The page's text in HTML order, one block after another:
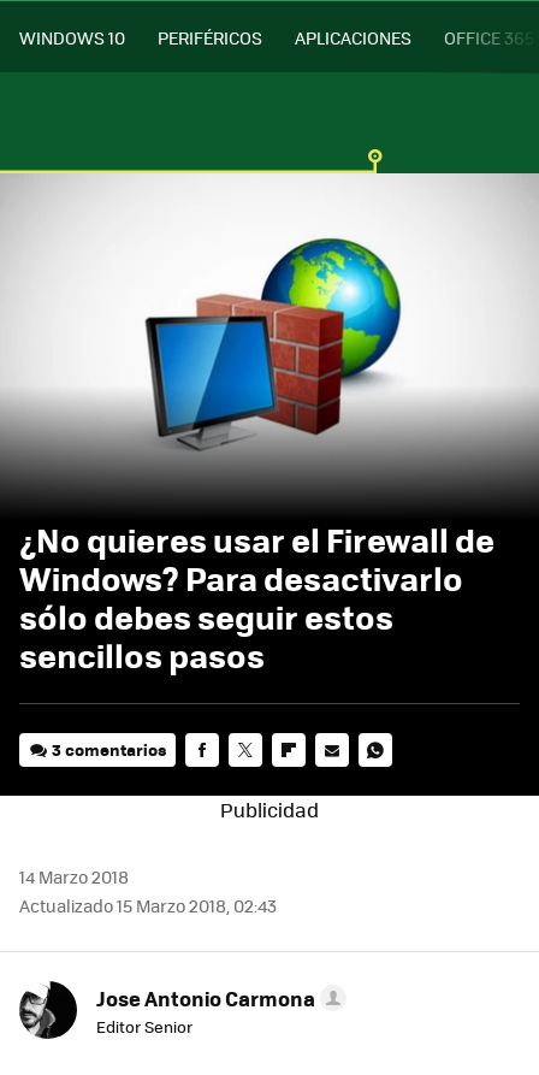
WINDOWS 10 PERIFÉRICOS APLICACIONES OFFICE 365
¿No quieres usar el Firewall de
Windows? Para desactivarlo
sólo debes seguir estos
sencillos pasos
3 comentarios
MAIL
14 Marzo 2018
Actualizado 15 Marzo 2018, 02:43
Jose Antonio Carmona
Editor Senior